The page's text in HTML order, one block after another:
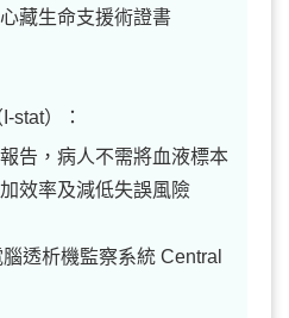
藏生命支援術證書
stat）：
告，病人不需將血液標本
效率及減低失誤風險
透析機監察系統 Central